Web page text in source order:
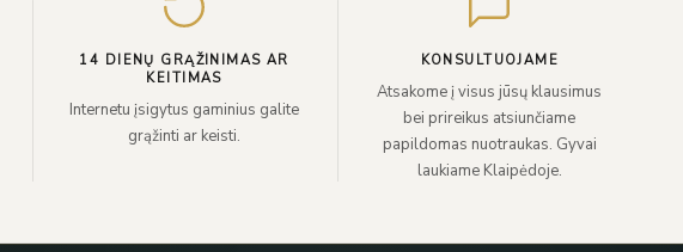
14 DIENŲ GRĄŽINIMAS AR
KEITIMAS
Internetu įsigytus gaminius galite
grąžinti ar keisti.
KONSULTUOJAME
Atsakome į visus jūsų klausimus
bei prireikus atsiunčiame
papildomas nuotraukas. Gyvai
laukiame Klaipėdoje.